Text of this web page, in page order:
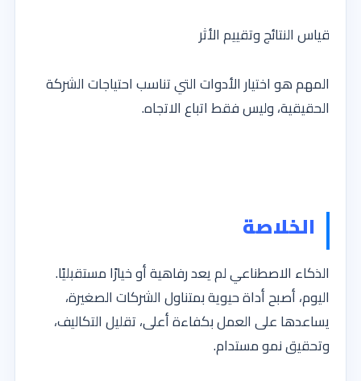
قياس النتائج وتقييم الأثر
المهم هو اختيار الأدوات التي تناسب احتياجات الشركة
الحقيقية، وليس فقط اتباع الاتجاه.
الخلاصة
الذكاء الاصطناعي لم يعد رفاهية أو خيارًا مستقبليًا.
اليوم، أصبح أداة حيوية بمتناول الشركات الصغيرة،
يساعدها على العمل بكفاءة أعلى، تقليل التكاليف،
وتحقيق نمو مستدام.